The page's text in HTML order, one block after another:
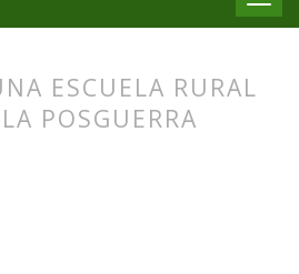
Fotos con historia
ESCUELA RURAL
POSGUERRA